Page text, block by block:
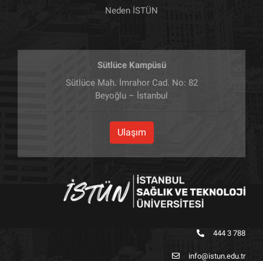
Neden İSTÜN
Sütlüce Kampüsü
Sütlüce Mah. İmrahor Cad. No: 82
Beyoğlu – İstanbul
Ulaşım
444 3 788
info@istun.edu.tr